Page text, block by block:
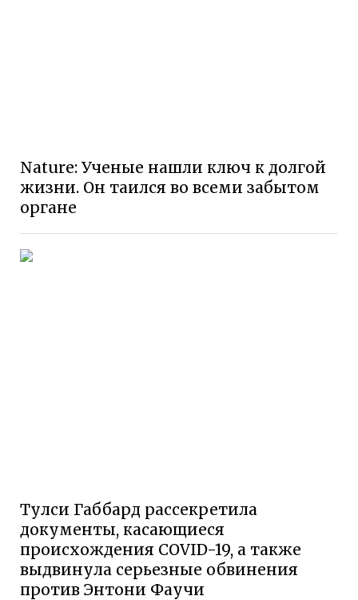
Nature: Ученые нашли ключ к долгой
жизни. Он таился во всеми забытом
органе
Тулси Габбард рассекретила
документы, касающиеся
происхождения COVID-19, а также
выдвинула серьезные обвинения
против Энтони Фаучи